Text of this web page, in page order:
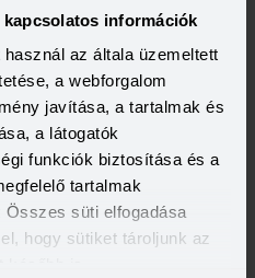
információk
az általa üzemeltett
a webforgalom
javítása, a tartalmak és
a látogatók
funkciók biztosítása és a
tartalmak
Összes süti elfogadása
hogy sütiket tároljunk az
ra keresztelt Sopron